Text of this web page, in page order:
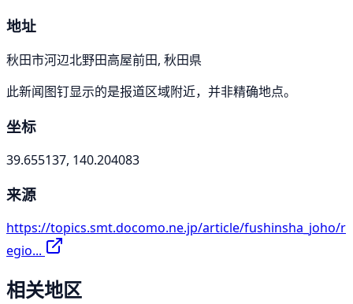
地址
秋田市河辺北野田高屋前田, 秋田県
此新闻图钉显示的是报道区域附近，并非精确地点。
坐标
39.655137, 140.204083
来源
https://topics.smt.docomo.ne.jp/article/fushinsha_joho/r
egio...
相关地区